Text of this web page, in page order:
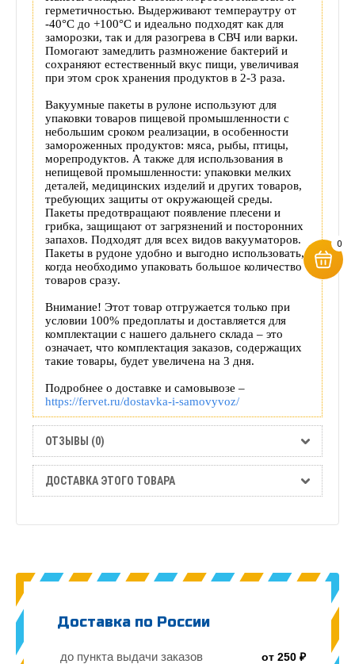
герметичностью. Выдерживают темпераутру от
-40°С до +100°С и идеально подходят как для
заморозки, так и для разогрева в СВЧ или варки.
Помогают замедлить размножение бактерий и
сохраняют естественный вкус пищи, увеличивая
при этом срок хранения продуктов в 2-3 раза.
Вакуумные пакеты в рулоне используют для
упаковки товаров пищевой промышленности с
небольшим сроком реализации, в особенности
замороженных продуктов: мяса, рыбы, птицы,
морепродуктов. А также для использования в
непищевой промышленности: упаковки мелких
деталей, медицинских изделий и других товаров,
требующих защиты от окружающей среды.
Пакеты предотвращают появление плесени и
грибка, защищают от загрязнений и посторонних
запахов. Подходят для всех видов вакууматоров.
Пакеты в рудоне удобно и выгодно использовать,
когда необходимо упаковать большое количество
товаров сразу.
Внимание! Этот товар отгружается только при
условии 100% предоплаты и доставляется для
комплектации с нашего дальнего склада – это
означает, что комплектация заказов, содержащих
такие товары, будет увеличена на 3 дня.
Подробнее о доставке и самовывозе –
https://fervet.ru/dostavka-i-samovyvoz/
ОТЗЫВЫ (0)
ДОСТАВКА ЭТОГО ТОВАРА
Доставка по России
до пункта выдачи заказов от 250 ₽
0